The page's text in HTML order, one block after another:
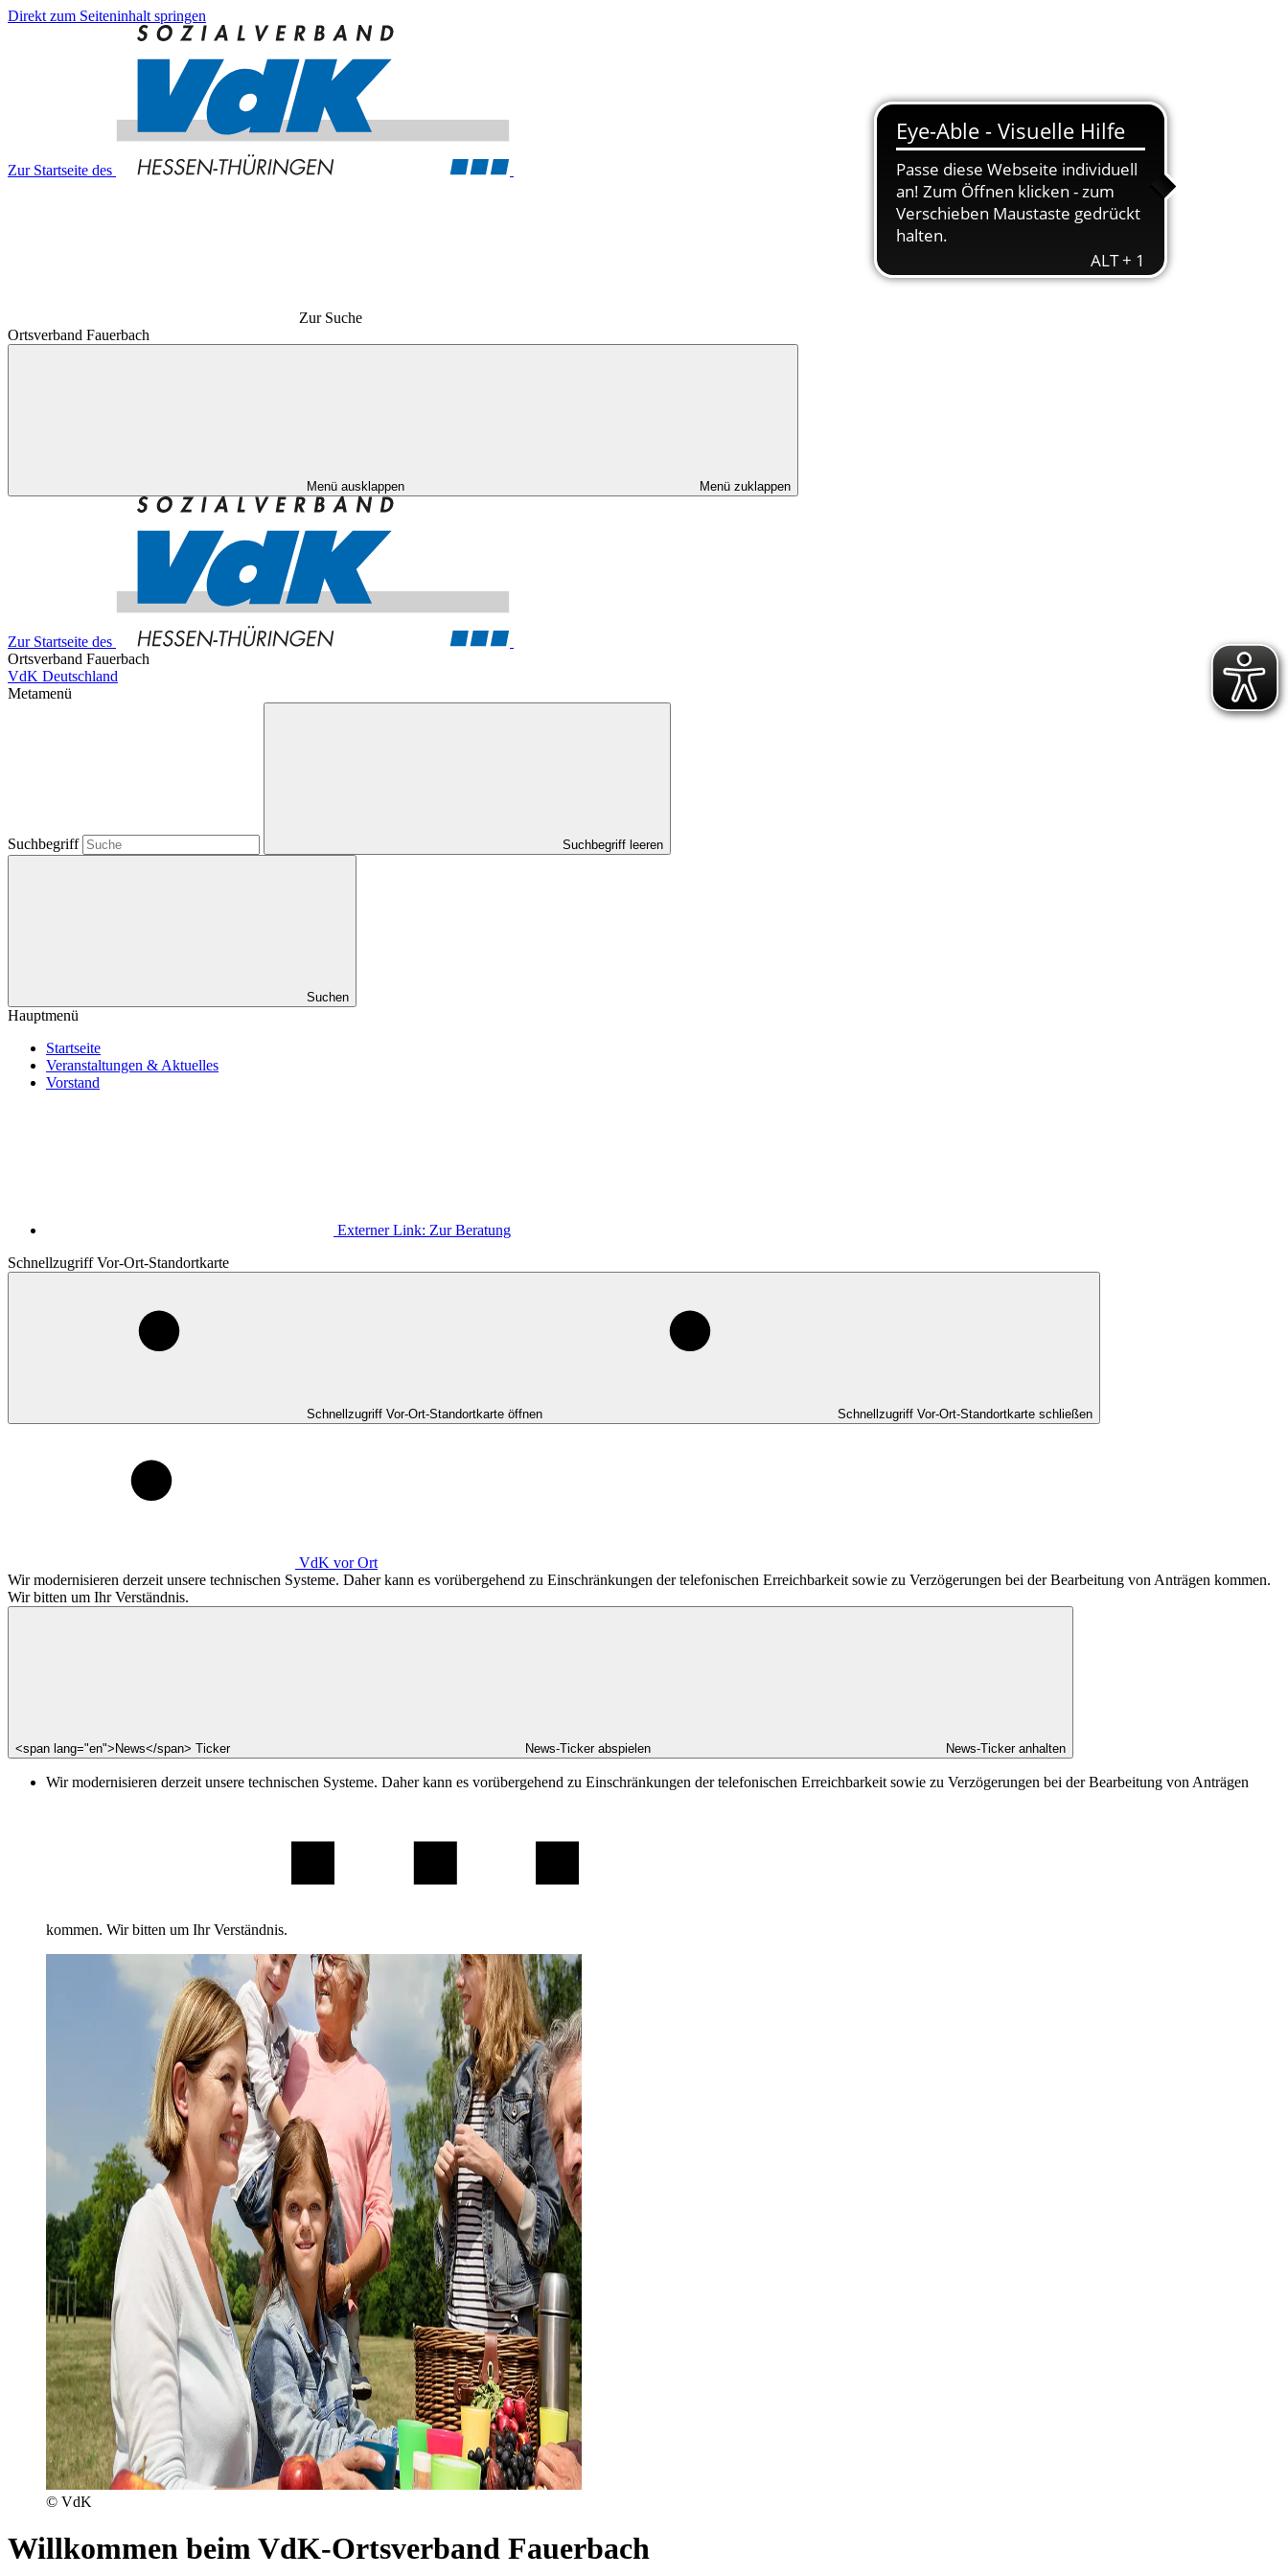
Direkt zum Seiteninhalt springen
Zur Startseite des
Zur Suche
Ortsverband Fauerbach
Menü ausklappen Menü zuklappen
Zur Startseite des
Ortsverband Fauerbach
VdK Deutschland
Metamenü
Suchbegriff Suchbegriff leeren
Suchen
Hauptmenü
Startseite
Veranstaltungen & Aktuelles
Vorstand
Externer Link: Zur Beratung
Schnellzugriff Vor-Ort-Standortkarte
Schnellzugriff Vor-Ort-Standortkarte öffnen Schnellzugriff Vor-Ort-Standortkarte schließen
VdK vor Ort
Wir modernisieren derzeit unsere technischen Systeme. Daher kann es vorübergehend zu Einschränkungen der telefonischen Erreichbarkeit sowie zu Verzögerungen bei der Bearbeitung von Anträgen kommen.
Wir bitten um Ihr Verständnis.
<span lang="en">News</span> Ticker News-Ticker abspielen News-Ticker anhalten
Wir modernisieren derzeit unsere technischen Systeme. Daher kann es vorübergehend zu Einschränkungen der telefonischen Erreichbarkeit sowie zu Verzögerungen bei der Bearbeitung von Anträgen
kommen. Wir bitten um Ihr Verständnis.
© VdK
Willkommen beim VdK-Ortsverband Fauerbach